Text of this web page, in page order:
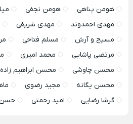
هومن پناهی
هومن نجفی
مهدی احمدوند
مهدی شریفی
مسیح و آرش
مسلم فتاحی
مرتضی پاشایی
محمد امیری
محسن چاوشی
محسن ابراهیم زاده
محسن یگانه
مجید رضوی
گرشا رضایی
امید رحمتی حسن